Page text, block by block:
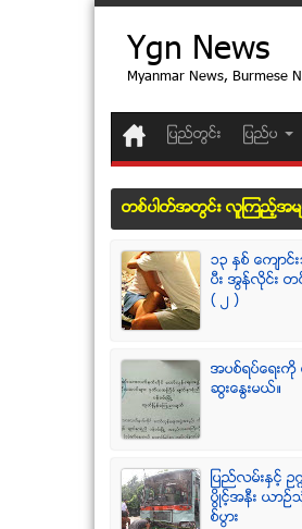
Ygn News
Myanmar News,
ျပည္တြင္း ျပည္ပ
တစ္ပါတ္အတြင္း လူၾကည့္အမ်
၁၃ ႏွစ္ ေက်ာင္
ပီး အြန္လိုင္း
( ၂ )
အပစ္ရပ္ေရးကို
ဆြးေႏြးမယ္။
ျပည္လမ္းႏွင့္
ပြိဳင့္အနီး ယာဥ္
စ္ပြား